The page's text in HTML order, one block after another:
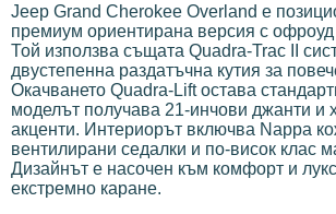
Jeep Grand Cherokee Overland е
премиум ориентирана версия с
Той използва същата Quadra-Trac II
двустепенна раздатъчна кутия за
Окачването Quadra-Lift остава
моделът получава 21-инчови джанти и
акценти. Интериорът включва Nappa
вентилирани седалки и по-висок клас
Дизайнът е насочен към комфорт и
екстремно каране.